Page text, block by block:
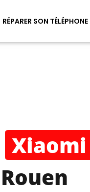
RÉPARER SON TÉLÉPHONE